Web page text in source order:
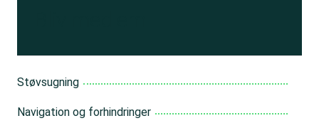
Støvsugning
Navigation og forhindringer